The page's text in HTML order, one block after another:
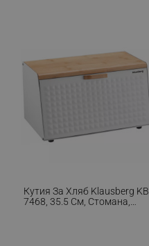
Кутия За Хляб Klausberg KB
7468, 35.5 См, Стомана,